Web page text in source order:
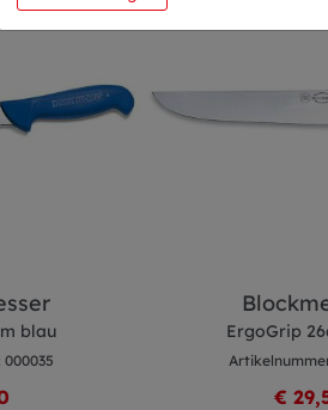
blau ErgoGrip
€